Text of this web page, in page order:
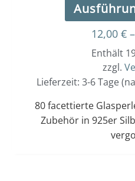
12,00 € –
Enthält
zzgl.
Lieferzeit: 3-6 Tage
80 facettierte
Zubehör in 925er